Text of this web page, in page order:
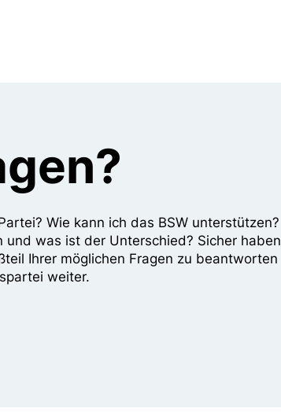
Wie kann ich das BSW unterstützen?
was ist der Unterschied? Sicher haben
Ihrer möglichen Fragen zu beantworten
weiter.